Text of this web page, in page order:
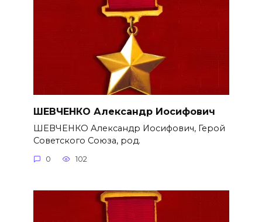
ШЕВЧЕНКО Александр Иосифович
ШЕВЧЕНКО Александр Иосифович, Герой
Советского Союза, род.
0 102